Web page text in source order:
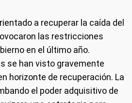
a recuperar la caída del
las restricciones
en el último año.
se han visto gravemente
horizonte de recuperación. La
el poder adquisitivo de